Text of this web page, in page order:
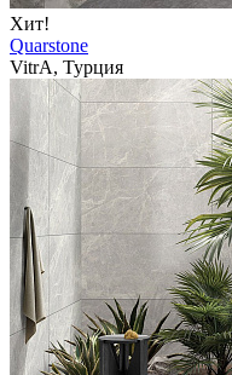
Хит!
Quarstone
VitrA, Турция